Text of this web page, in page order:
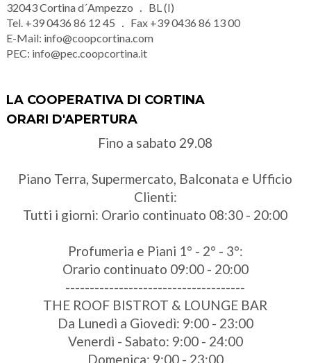
32043Cortina d´Ampezzo
BL (I)
Tel. +39 0436 86 12 45 Fax +39 0436 86 13 00
E-Mail: info@coopcortina.com
PEC: info@pec.coopcortina.it
LA COOPERATIVA DI CORTINA
ORARI D'APERTURA
Fino a sabato 29.08
Piano Terra, Supermercato, Balconata e Ufficio
Clienti:
Tutti i giorni: Orario continuato 08:30 - 20:00
Profumeria e Piani 1° - 2° - 3°:
Orario continuato 09:00 - 20:00
-------------------------------------
THE ROOF BISTROT & LOUNGE BAR
Da Lunedì a Giovedì: 9:00 - 23:00
Venerdì - Sabato: 9:00 - 24:00
Domenica: 9:00 - 23:00